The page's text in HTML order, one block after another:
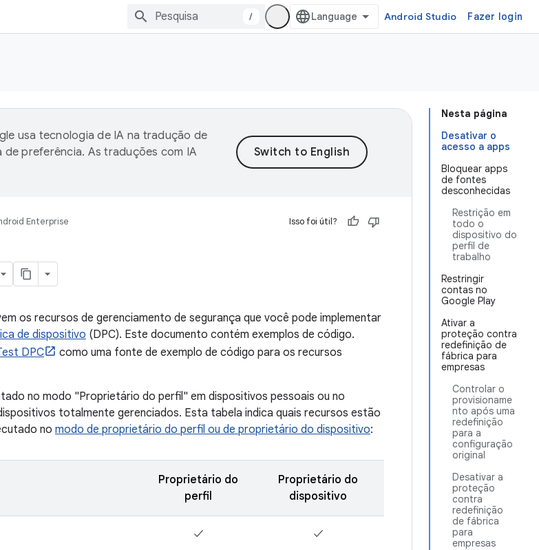
/ Android Studio Fazer login
Nesta página
Desativar o
acesso a apps
Bloquear apps
de fontes
desconhecidas
Restrição em
todo o
dispositivo do
perfil de
trabalho
Restringir
contas no
Google Play
Ativar a
proteção contra
redefinição de
fábrica para
empresas
Controlar o
provisioname
nto após uma
redefinição
para a
configuração
original
Desativar a
proteção
contra
redefinição
de fábrica
para
empresas
usa tecnologia de IA na tradução de
preferência. As traduções com IA
Enterprise Isso foi útil?
os recursos de gerenciamento de segurança que você pode implementar
de dispositivo (DPC). Este documento contém exemplos de código.
DPC
como uma fonte de exemplo de código para os recursos
no modo "Proprietário do perfil" em dispositivos pessoais ou no
totalmente gerenciados. Esta tabela indica quais recursos estão
no modo de proprietário do perfil ou de proprietário do dispositivo:
Proprietário do
perfil
Proprietário do
dispositivo
✓ ✓